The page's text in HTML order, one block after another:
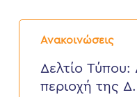
2026Ανακοινώσεις
Δελτίο
Τύπου:
νερού
περιοχή
Δελτίο Τύπου:
περιοχή της